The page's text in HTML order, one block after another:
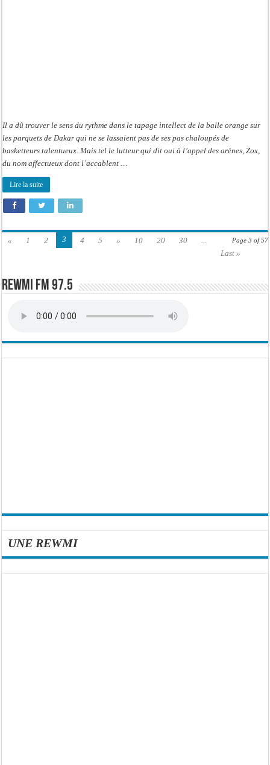
Il a dû trouver le sens du rythme dans le tapage intellect de la balle orange sur
les parquets de Dakar qui ne se lassaient pas de ses pas chaloupés de
basketteurs talentueux. Mais tel le lutteur qui dit oui à l’appel des arènes, Zox,
du nom affectueux dont l’accablent …
Lire la suite
Page 3 of 57
« 1 2 3 4 5 » 10 20 30
...
Last »
Rewmi FM 97.5
UNE REWMI